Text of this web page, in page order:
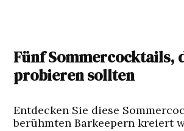
Fünf Sommercocktails,
probieren sollten
Entdecken Sie diese
berühmten Barkeepern kreiert